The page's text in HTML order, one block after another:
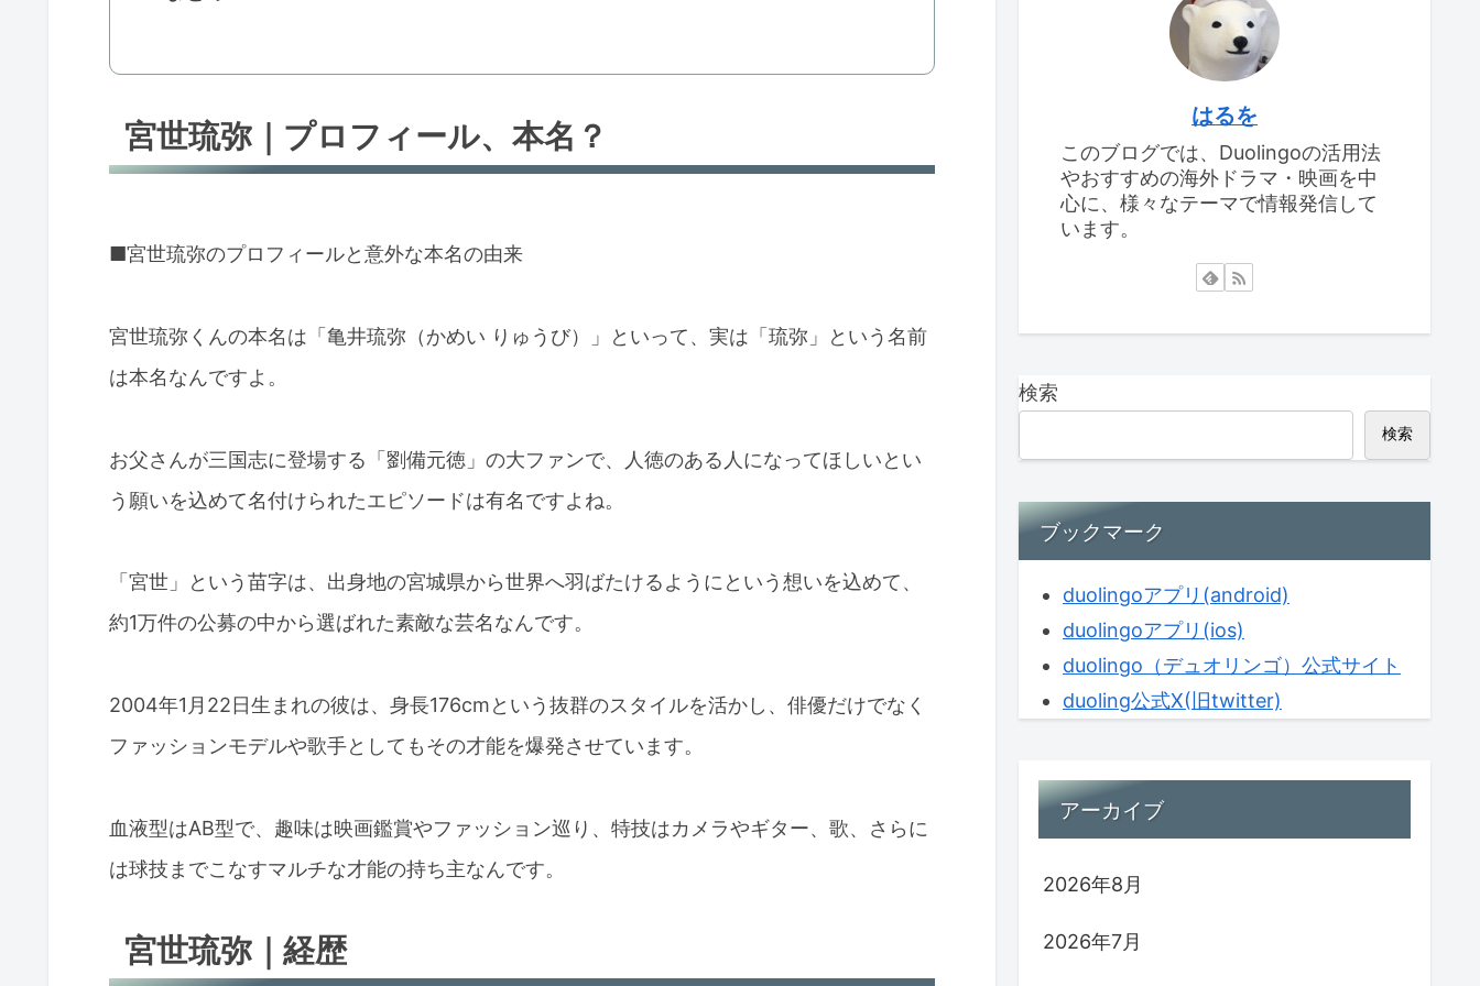
宮世琉弥｜プロフィール、本名？
■宮世琉弥のプロフィールと意外な本名の由来
宮世琉弥くんの本名は「亀井琉弥（かめい りゅうび）」といって、実は「琉弥」という名前
は本名なんですよ。
お父さんが三国志に登場する「劉備元徳」の大ファンで、人徳のある人になってほしいとい
う願いを込めて名付けられたエピソードは有名ですよね。
「宮世」という苗字は、出身地の宮城県から世界へ羽ばたけるようにという想いを込めて、
約1万件の公募の中から選ばれた素敵な芸名なんです。
2004年1月22日生まれの彼は、身長176cmという抜群のスタイルを活かし、俳優だけでなく
ファッションモデルや歌手としてもその才能を爆発させています。
血液型はAB型で、趣味は映画鑑賞やファッション巡り、特技はカメラやギター、歌、さらに
は球技までこなすマルチな才能の持ち主なんです。
宮世琉弥｜経歴
はるを
このブログでは、Duolingoの活用法
やおすすめの海外ドラマ・映画を中
心に、様々なテーマで情報発信して
います。
検索
検索
ブックマーク
duolingoアプリ(android)
duolingoアプリ(ios)
duolingo（デュオリンゴ）公式サイト
duoling公式X(旧twitter)
アーカイブ
2026年8月
2026年7月